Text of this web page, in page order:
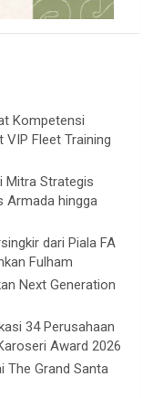
Kompetensi
Fleet Training
Mitra Strategis
Armada hingga
dari Piala FA
Fulham
Next Generation
34 Perusahaan
Award 2026
The Grand Santa